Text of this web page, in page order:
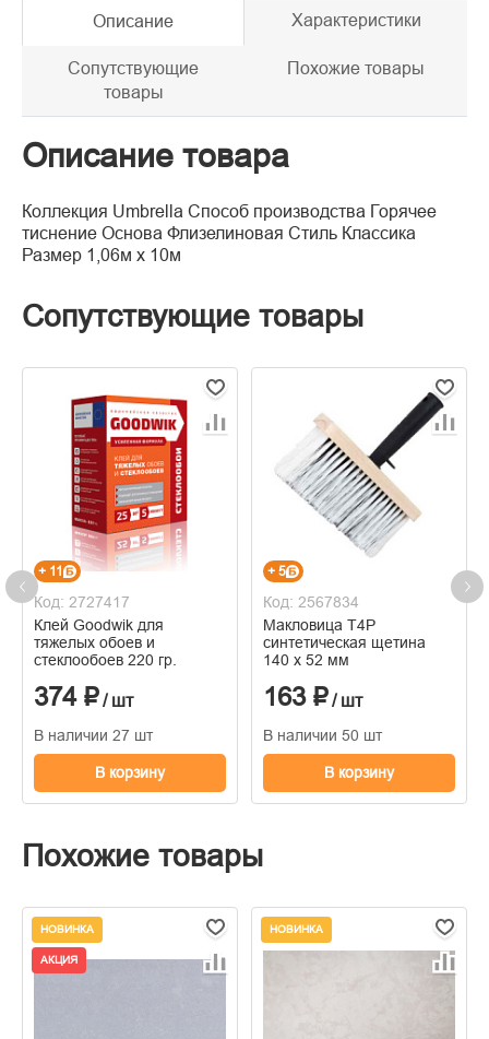
Описание Характеристики
Сопутствующие
товары
Похожие товары
Описание товара
Коллекция Umbrella Способ производства Горячее
тиснение Основа Флизелиновая Стиль Классика
Размер 1,06м х 10м
Сопутствующие товары
+ 11
Код: 2727417
Клей Goodwik для
тяжелых обоев и
стеклообоев 220 гр.
374 ₽/ шт
В наличии 27 шт
В корзину
+ 5
Код: 2567834
Макловица Т4Р
синтетическая щетина
140 х 52 мм
163 ₽/ шт
В наличии 50 шт
В корзину
Похожие товары
НОВИНКА
АКЦИЯ
НОВИНКА